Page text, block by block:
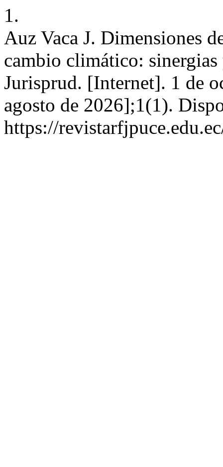
1.
Auz Vaca J. Dimensiones
cambio climático: sinergias
Jurisprud. [Internet]. 1 de
agosto de 2026];1(1).
https://